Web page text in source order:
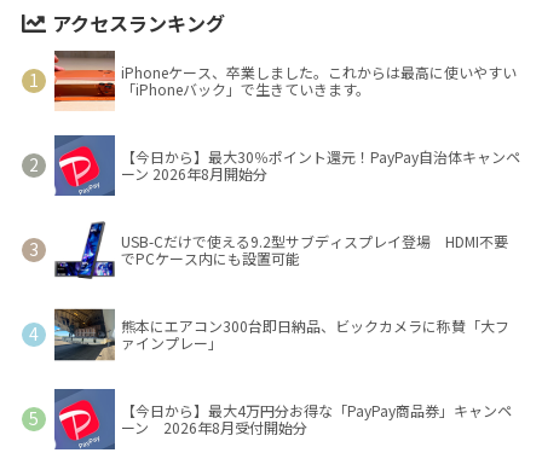
アクセスランキング
iPhoneケース、卒業しました。これからは最高に使いやすい
「iPhoneバック」で生きていきます。
【今日から】最大30％ポイント還元！PayPay自治体キャンペ
ーン 2026年8月開始分
USB-Cだけで使える9.2型サブディスプレイ登場 HDMI不要
でPCケース内にも設置可能
熊本にエアコン300台即日納品、ビックカメラに称賛「大フ
ァインプレー」
【今日から】最大4万円分お得な「PayPay商品券」キャンペ
ーン 2026年8月受付開始分